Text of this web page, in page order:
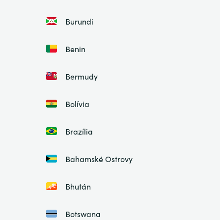
Burundi
Benin
Bermudy
Bolívia
Brazília
Bahamské Ostrovy
Bhután
Botswana